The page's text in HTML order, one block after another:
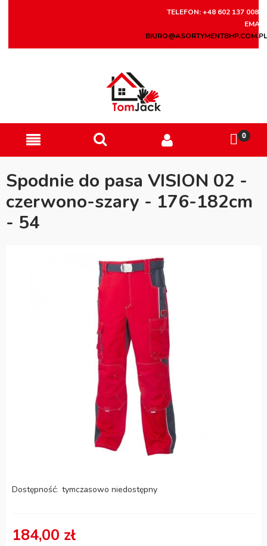
TELEFON: +48 602 137 008
EMAIL:
BIURO@ASORTYMENTBHP.COM.PL
Spodnie do pasa VISION 02 -
czerwono-szary - 176-182cm
- 54
Dostępność: tymczasowo niedostępny
184,00 zł